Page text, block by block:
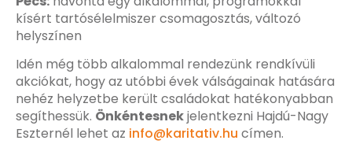
kísért tartósélelmiszer csomagosztás, változó
helyszínen
Idén még több alkalommal rendezünk rendkívüli
akciókat, hogy az utóbbi évek válságainak hatására
nehéz helyzetbe került családokat hatékonyabban
segíthessük. Önkéntesnekjelentkezni Hajdú-Nagy
Eszternél lehet az info@karitativ.hu címen.